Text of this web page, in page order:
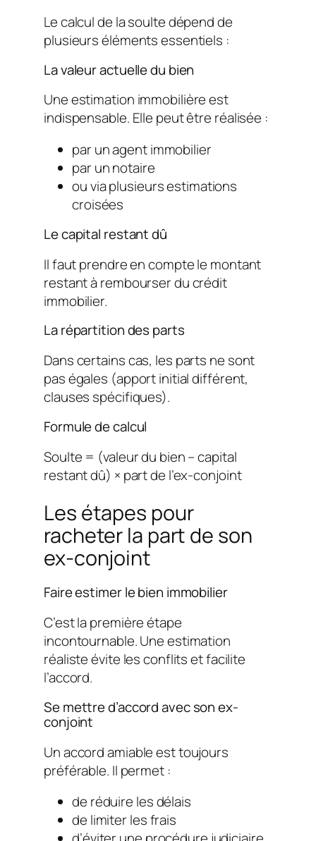
Le calcul de la soulte dépend de
plusieurs éléments essentiels :
La valeur actuelle du bien
Une estimation immobilière est
indispensable. Elle peut être réalisée :
par un agent immobilier
par un notaire
ou via plusieurs estimations
croisées
Le capital restant dû
Il faut prendre en compte le montant
restant à rembourser du crédit
immobilier.
La répartition des parts
Dans certains cas, les parts ne sont
pas égales (apport initial différent,
clauses spécifiques).
Formule de calcul
Soulte = (valeur du bien – capital
restant dû) × part de l’ex-conjoint
Les étapes pour
racheter la part de son
ex-conjoint
Faire estimer le bien immobilier
C’est la première étape
incontournable. Une estimation
réaliste évite les conflits et facilite
l’accord.
Se mettre d’accord avec son ex-
conjoint
Un accord amiable est toujours
préférable. Il permet :
de réduire les délais
de limiter les frais